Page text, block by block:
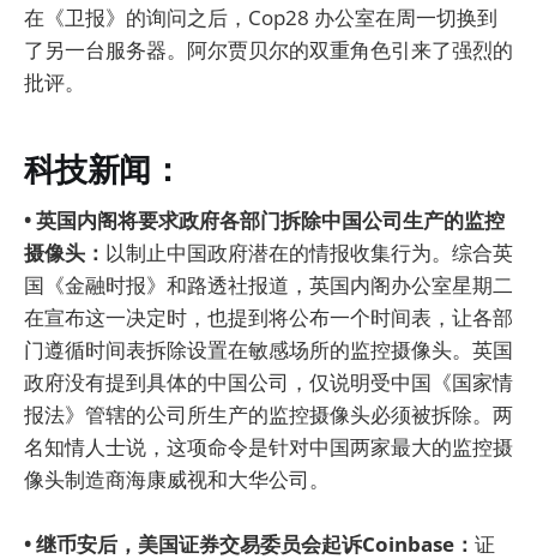
在《卫报》的询问之后，Cop28 办公室在周一切换到
了另一台服务器。阿尔贾贝尔的双重角色引来了强烈的
批评。
科技新闻：
• 英国内阁将要求政府各部门拆除中国公司生产的监控
摄像头： 以制止中国政府潜在的情报收集行为。综合英
国《金融时报》和路透社报道，英国内阁办公室星期二
在宣布这一决定时，也提到将公布一个时间表，让各部
门遵循时间表拆除设置在敏感场所的监控摄像头。英国
政府没有提到具体的中国公司，仅说明受中国《国家情
报法》管辖的公司所生产的监控摄像头必须被拆除。两
名知情人士说，这项命令是针对中国两家最大的监控摄
像头制造商海康威视和大华公司。
• 继币安后，美国证券交易委员会起诉Coinbase： 证